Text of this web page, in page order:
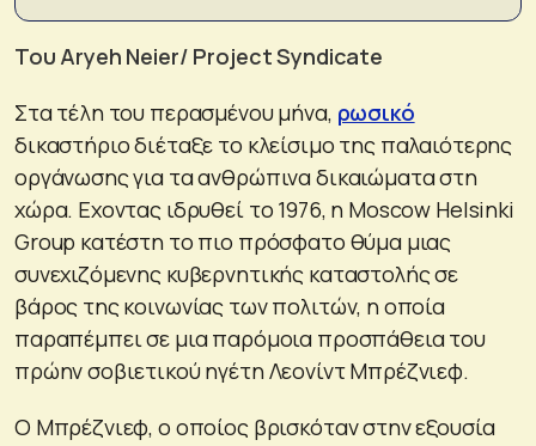
Του Aryeh Neier/ Project Syndicate
Στα τέλη του περασμένου μήνα, ρωσικό
δικαστήριο διέταξε το κλείσιμο της παλαιότερης
οργάνωσης για τα ανθρώπινα δικαιώματα στη
χώρα. Εχοντας ιδρυθεί το 1976, η Moscow Helsinki
Group κατέστη το πιο πρόσφατο θύμα μιας
συνεχιζόμενης κυβερνητικής καταστολής σε
βάρος της κοινωνίας των πολιτών, η οποία
παραπέμπει σε μια παρόμοια προσπάθεια του
πρώην σοβιετικού ηγέτη Λεονίντ Μπρέζνιεφ.
Ο Μπρέζνιεφ, ο οποίος βρισκόταν στην εξουσία